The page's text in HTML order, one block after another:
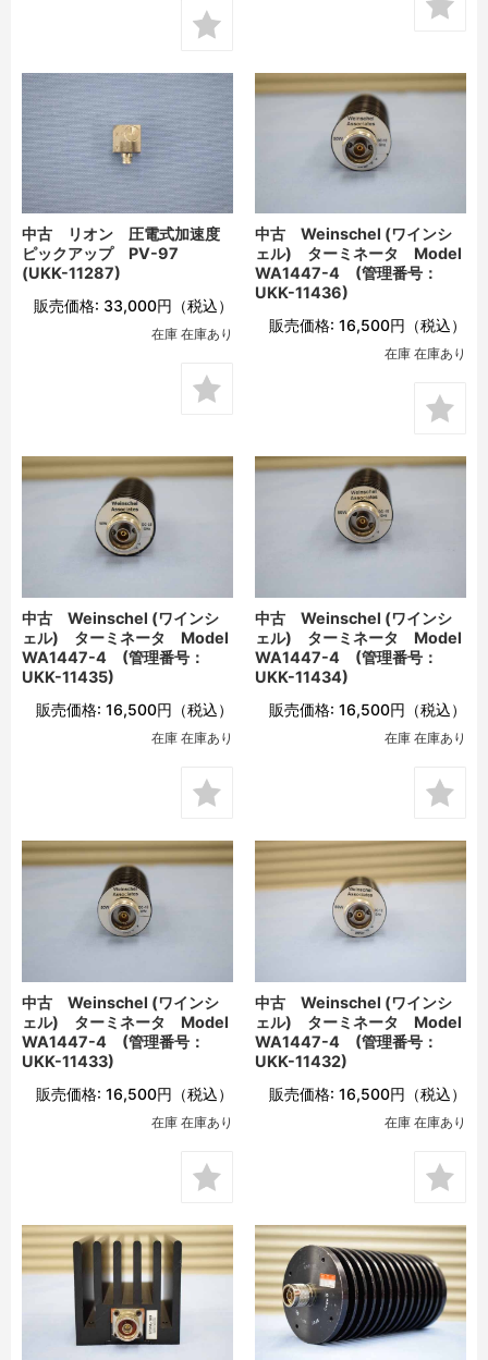
中古 リオン 圧電式加速度
ピックアップ PV-97
(UKK-11287)
販売価格: 33,000円 （税込）
在庫 在庫あり
中古 Weinschel (ワインシ
ェル) ターミネータ Model
WA1447-4 (管理番号：
UKK-11436)
販売価格: 16,500円 （税込）
在庫 在庫あり
中古 Weinschel (ワインシ
ェル) ターミネータ Model
WA1447-4 (管理番号：
UKK-11435)
販売価格: 16,500円 （税込）
在庫 在庫あり
中古 Weinschel (ワインシ
ェル) ターミネータ Model
WA1447-4 (管理番号：
UKK-11434)
販売価格: 16,500円 （税込）
在庫 在庫あり
中古 Weinschel (ワインシ
ェル) ターミネータ Model
WA1447-4 (管理番号：
UKK-11433)
販売価格: 16,500円 （税込）
在庫 在庫あり
中古 Weinschel (ワインシ
ェル) ターミネータ Model
WA1447-4 (管理番号：
UKK-11432)
販売価格: 16,500円 （税込）
在庫 在庫あり